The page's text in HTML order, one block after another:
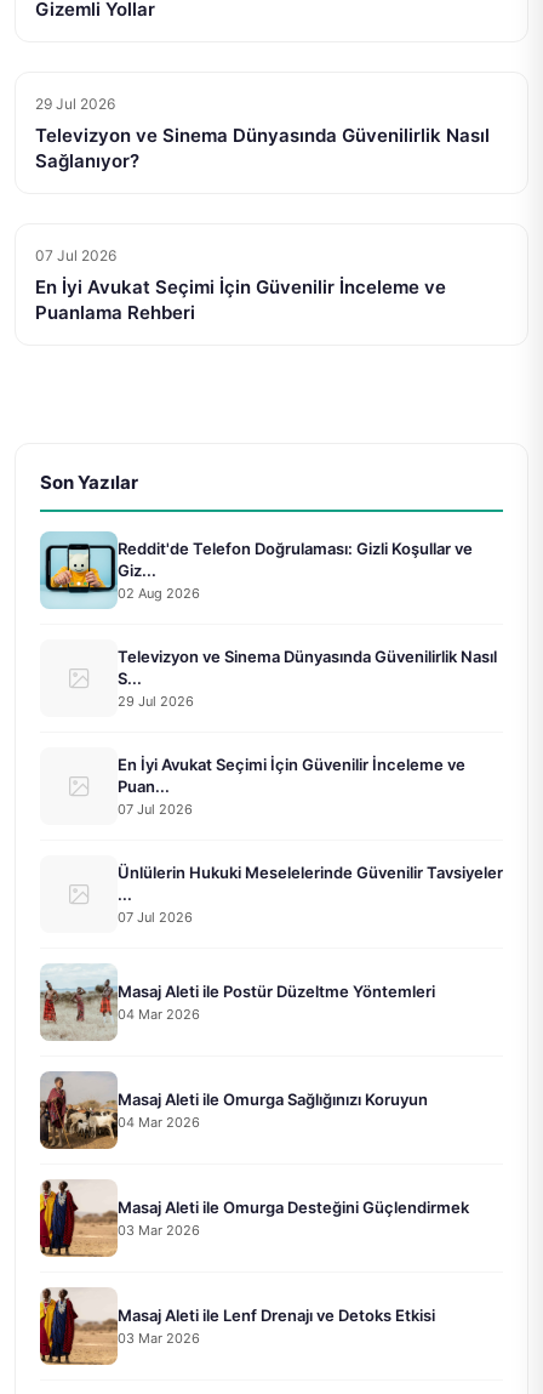
Gizemli Yollar
29 Jul 2026
Televizyon ve Sinema Dünyasında Güvenilirlik Nasıl
Sağlanıyor?
07 Jul 2026
En İyi Avukat Seçimi İçin Güvenilir İnceleme ve
Puanlama Rehberi
Son Yazılar
Reddit'de Telefon Doğrulaması: Gizli Koşullar ve
Giz...
02 Aug 2026
Televizyon ve Sinema Dünyasında Güvenilirlik Nasıl
S...
29 Jul 2026
En İyi Avukat Seçimi İçin Güvenilir İnceleme ve
Puan...
07 Jul 2026
Ünlülerin Hukuki Meselelerinde Güvenilir Tavsiyeler
...
07 Jul 2026
Masaj Aleti ile Postür Düzeltme Yöntemleri
04 Mar 2026
Masaj Aleti ile Omurga Sağlığınızı Koruyun
04 Mar 2026
Masaj Aleti ile Omurga Desteğini Güçlendirmek
03 Mar 2026
Masaj Aleti ile Lenf Drenajı ve Detoks Etkisi
03 Mar 2026